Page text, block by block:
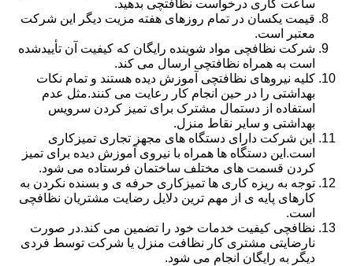
ساعت کاری درخواست نظافتچی بدهید.
قیمت یکسان در تمام روزهای هفته مزیت دیگر این شرکت
معتبر است.
شرکت نظافچی مواد شوینده رایگان که کیفیت آن تأییدشده
است به همراه نظافتچی ارسال می کند.
کلیه نیروهای نظافتچی آموزش دیده هستند و تمام نکات
بهداشتی را در حین انجام کار رعایت می کنند.مثل عدم
استفاده از دستمال مشترک برای تمیز کردن سرویس
بهداشتی و سایر نقاط منزل.
این شرکت دارای دستگاه های مجهز تجاری تمیزکاری
است.این دستگاه ها همراه با نیروی آموزش دیده برای تمیز
کردن قسمت های مختلف ساختمان فرستاده می شود.
توجه به ریزه کاری ها تمیزکاری حرفه ی و بسنده نکردن به
کارهای پایه ی از مهم ترین دلایل رضایت مشتریان نظافچی
است.
نظافچی کیفیت خدمات خود را تضمین می کند.در صورت
نارضایتی مشتری کار نظافت منزل یا شرکت توسط فردی
دیگر به رایگان انجام می شود.